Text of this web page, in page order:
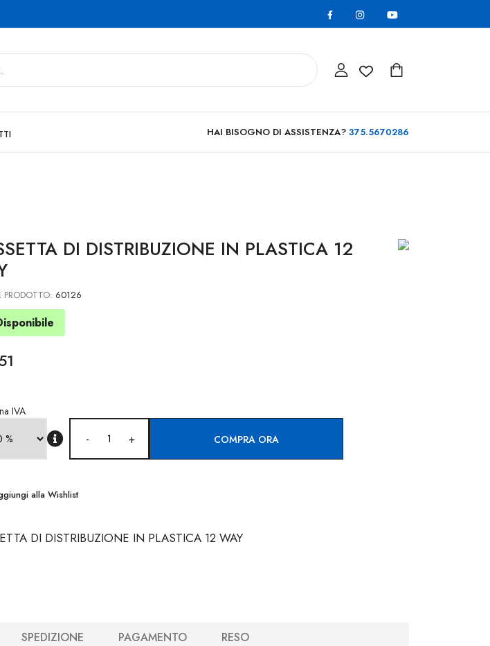
HAI BISOGNO DI ASSISTENZA? 375.5670286
DI DISTRIBUZIONE IN PLASTICA 12
PRODOTTO: 60126
IVA
- + COMPRA ORA
alla Wishlist
DI DISTRIBUZIONE IN PLASTICA 12 WAY
SPEDIZIONE PAGAMENTO RESO